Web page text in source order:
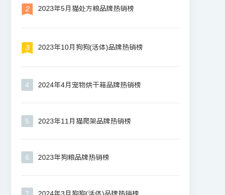
2023年5月猫处方粮品牌热销榜
2023年10月狗狗(活体)品牌热销榜
4 2024年4月宠物烘干箱品牌热销榜
5 2023年11月猫爬架品牌热销榜
6 2023年狗粮品牌热销榜